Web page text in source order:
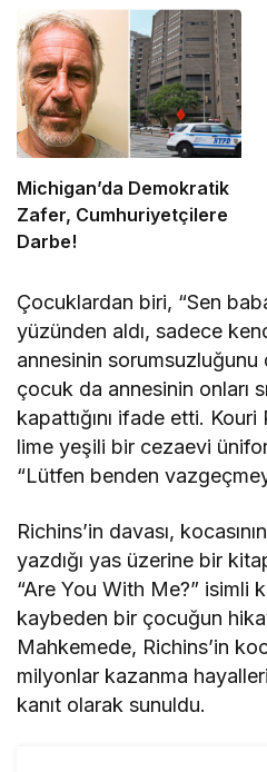
Michigan’da Demokratik
Zafer, Cumhuriyetçilere
Darbe!
Çocuklardan biri, “Sen
yüzünden aldı, sadece
annesinin
çocuk da annesinin onları
kapattığını ifade etti.
lime yeşili bir cezaevi
“Lütfen benden
Richins’in davası,
yazdığı yas üzerine bir
“Are You With Me?” isimli
kaybeden bir çocuğun
Mahkemede, Richins’in
milyonlar kazanma
kanıt olarak sunuldu.